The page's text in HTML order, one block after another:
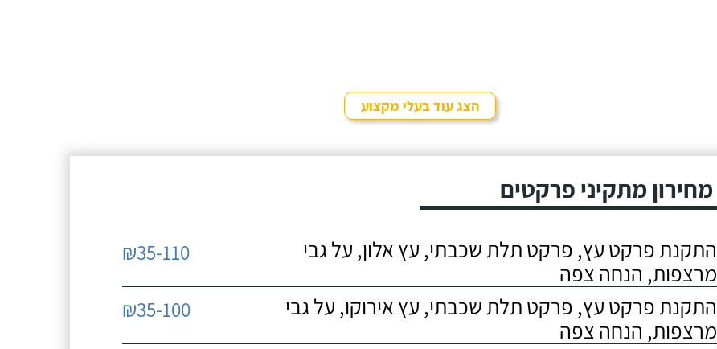
הצג עוד בעלי מקצוע
מחירון מתקיני פרקטים
התקנת פרקט עץ, פרקט תלת שכבתי, עץ אלון, על גבי
מרצפות, הנחה צפה
₪35-110
התקנת פרקט עץ, פרקט תלת שכבתי, עץ אירוקו, על גבי
מרצפות, הנחה צפה
₪35-100